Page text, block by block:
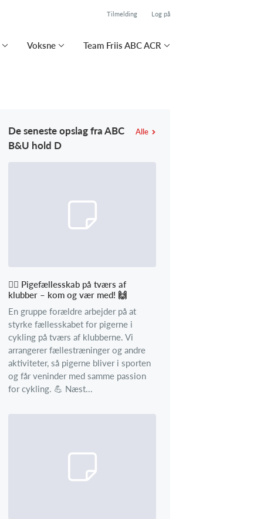
Tilmelding Log på
Voksne Team Friis ABC ACR
De seneste opslag fra ABC
B&U hold D
Alle
🚴‍♀️ Pigefællesskab på tværs af
klubber – kom og vær med! 🙌
En gruppe forældre arbejder på at
styrke fællesskabet for pigerne i
cykling på tværs af klubberne. Vi
arrangerer fællestræninger og andre
aktiviteter, så pigerne bliver i sporten
og får veninder med samme passion
for cykling. 💪 Næst...